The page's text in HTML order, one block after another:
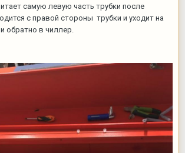
самую левую часть трубки после
с правой стороны трубки и уходит на
обратно в чиллер.